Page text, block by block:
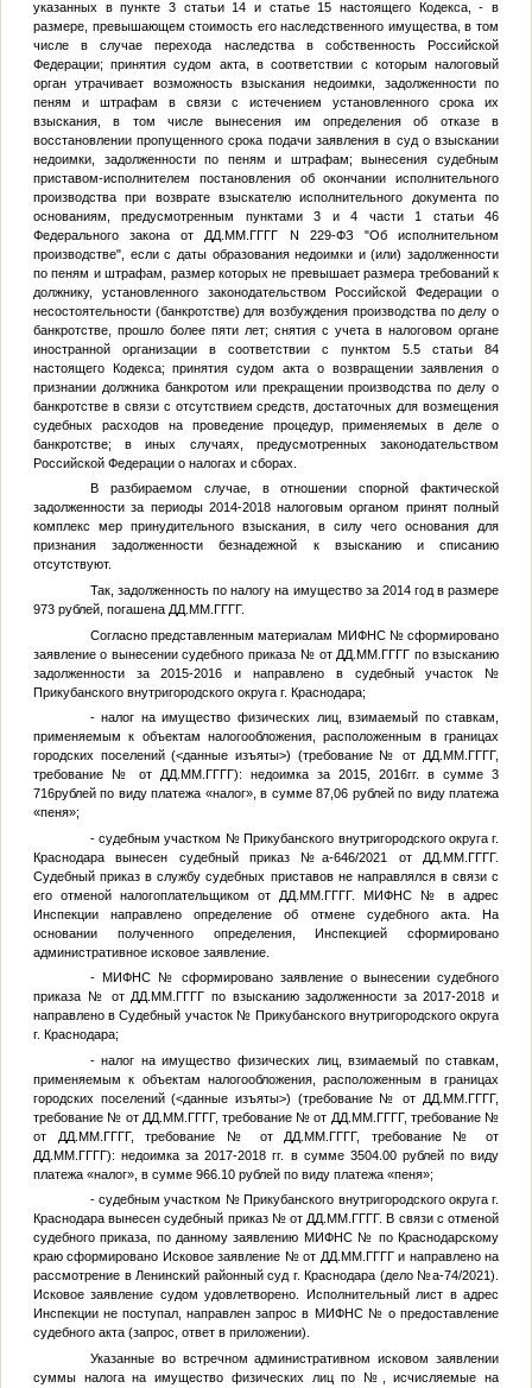
указанных в пункте 3 статьи 14 и статье 15 настоящего Кодекса, - в
размере, превышающем стоимость его наследственного имущества, в том
числе в случае перехода наследства в собственность Российской
Федерации; принятия судом акта, в соответствии с которым налоговый
орган утрачивает возможность взыскания недоимки, задолженности по
пеням и штрафам в связи с истечением установленного срока их
взыскания, в том числе вынесения им определения об отказе в
восстановлении пропущенного срока подачи заявления в суд о взыскании
недоимки, задолженности по пеням и штрафам; вынесения судебным
приставом-исполнителем постановления об окончании исполнительного
производства при возврате взыскателю исполнительного документа по
основаниям, предусмотренным пунктами 3 и 4 части 1 статьи 46
Федерального закона от ДД.ММ.ГГГГ N 229-ФЗ "Об исполнительном
производстве", если с даты образования недоимки и (или) задолженности
по пеням и штрафам, размер которых не превышает размера требований к
должнику, установленного законодательством Российской Федерации о
несостоятельности (банкротстве) для возбуждения производства по делу о
банкротстве, прошло более пяти лет; снятия с учета в налоговом органе
иностранной организации в соответствии с пунктом 5.5 статьи 84
настоящего Кодекса; принятия судом акта о возвращении заявления о
признании должника банкротом или прекращении производства по делу о
банкротстве в связи с отсутствием средств, достаточных для возмещения
судебных расходов на проведение процедур, применяемых в деле о
банкротстве; в иных случаях, предусмотренных законодательством
Российской Федерации о налогах и сборах.
В разбираемом случае, в отношении спорной фактической
задолженности за периоды 2014-2018 налоговым органом принят полный
комплекс мер принудительного взыскания, в силу чего основания для
признания задолженности безнадежной к взысканию и списанию
отсутствуют.
Так, задолженность по налогу на имущество за 2014 год в размере
973 рублей, погашена ДД.ММ.ГГГГ.
Согласно представленным материалам МИФНС №сформировано
заявление о вынесении судебного приказа № от ДД.ММ.ГГГГ по взысканию
задолженности за 2015-2016 и направлено в судебный участок №
Прикубанского внутригородского округа г. Краснодара;
- налог на имущество физических лиц, взимаемый по ставкам,
применяемым к объектам налогообложения, расположенным в границах
городских поселений (<данные изъяты>) (требование № от ДД.ММ.ГГГГ,
требование № от ДД.ММ.ГГГГ): недоимка за 2015, 2016гг. в сумме 3
716рублей по виду платежа «налог», в сумме 87,06 рублей по виду платежа
«пеня»;
- судебным участком № Прикубанского внутригородского округа г.
Краснодара вынесен судебный приказ №а-646/2021 от ДД.ММ.ГГГГ.
Судебный приказ в службу судебных приставов не направлялся в связи с
его отменой налогоплательщиком от ДД.ММ.ГГГГ. МИФНС №
в адрес
Инспекции направлено определение об отмене судебного акта. На
основании полученного определения, Инспекцией сформировано
административное исковое заявление.
- МИФНС №
сформировано заявление о вынесении судебного
приказа № от ДД.ММ.ГГГГ по взысканию задолженности за 2017-2018 и
направлено в Судебный участок № Прикубанского внутригородского округа
г. Краснодара;
- налог на имущество физических лиц, взимаемый по ставкам,
применяемым к объектам налогообложения, расположенным в границах
городских поселений (<данные изъяты>) (требование № от ДД.ММ.ГГГГ,
требование № от ДД.ММ.ГГГГ, требование № от ДД.ММ.ГГГГ, требование №
от
ДД.ММ.ГГГГ, требование № от ДД.ММ.ГГГГ, требование №
от
ДД.ММ.ГГГГ): недоимка за 2017-2018 гг. в сумме 3504.00 рублей по виду
платежа «налог», в сумме 966.10 рублей по виду платежа «пеня»;
- судебным участком № Прикубанского внутригородского округа г.
Краснодара вынесен судебный приказ №отДД.ММ.ГГГГ. В связи с отменой
судебного приказа, по данному заявлению МИФНС № по Краснодарскому
краю сформировано Исковое заявление № от ДД.ММ.ГГГГи направлено на
рассмотрение в Ленинский районный суд г. Краснодара (дело №а-74/2021).
Исковое заявление судом удовлетворено. Исполнительный лист в адрес
Инспекции не поступал, направлен запрос в МИФНС № о предоставление
судебного акта (запрос, ответ в приложении).
Указанные во встречном административном исковом заявлении
суммы налога на имущество физических лиц по №
, исчисляемые на